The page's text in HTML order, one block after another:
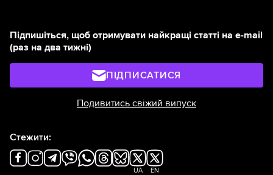
Підпишіться, щоб отримувати найкращі статті на e-mail
(раз на два тижні)
ПІДПИСАТИСЯ
Подивитись свіжий випуск
Стежити:
UA EN